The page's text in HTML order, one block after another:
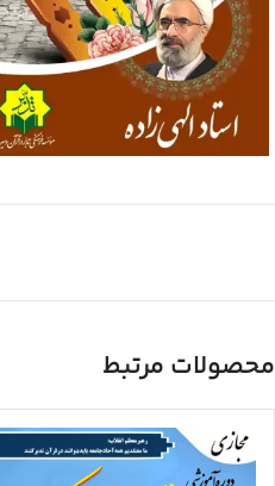
محصولات مرتبط